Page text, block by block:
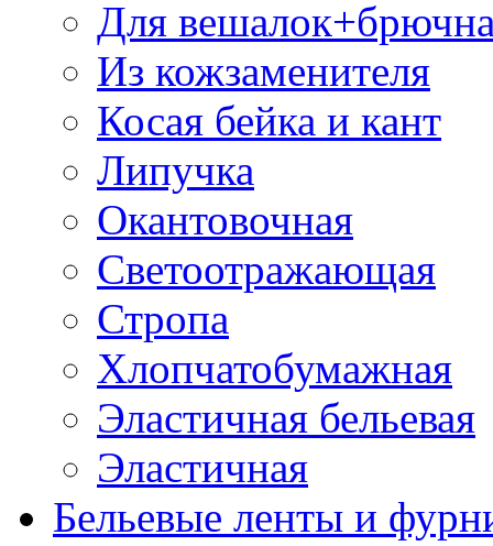
Для
Из кожзаменителя
Косая бейка и кант
Липучка
Окантовочная
Светоотражающая
Стропа
Хлопчатобумажная
Эластичная бельевая
Эластичная
Бельевые ленты и